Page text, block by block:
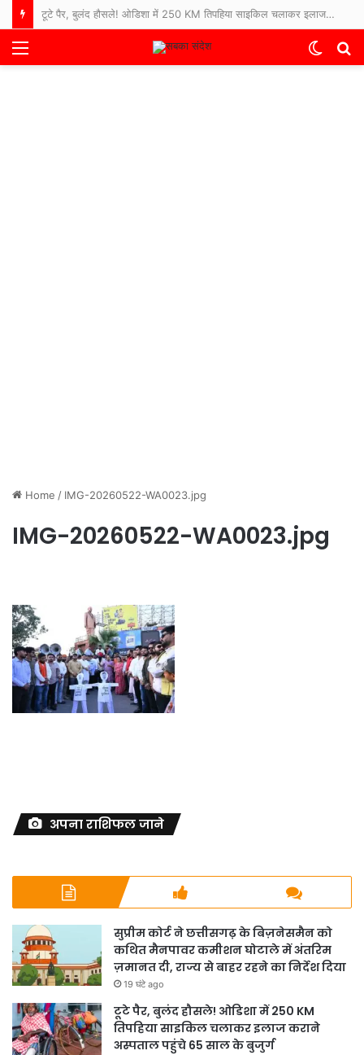
टूटे पैर, बुलंद हौसले! ओडिशा में 250 KM तिपहिया साइकिल चलाकर इलाज कराने अस्पताल पहुंचे 65 साल के बुजुर्ग
Menu
Switch
Home / IMG-20260522-WA0023.jpg
IMG-20260522-WA0023.jpg
अपना राशिफल जाने
सुप्रीम कोर्ट ने छत्तीसगढ़ के बिज़नेसमैन को
कथित मैनपावर कमीशन घोटाले में अंतरिम
ज़मानत दी, राज्य से बाहर रहने का निर्देश दिया
19 घंटे ago
टूटे पैर, बुलंद हौसले! ओडिशा में 250 KM
तिपहिया साइकिल चलाकर इलाज कराने
अस्पताल पहुंचे 65 साल के बुजुर्ग